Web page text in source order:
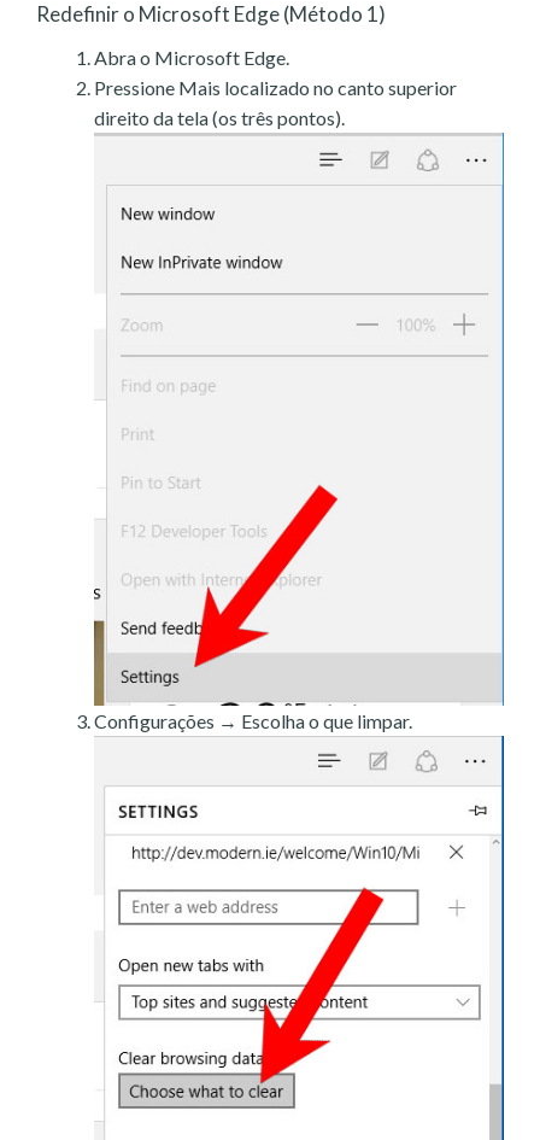
Redefinir o Microsoft Edge (Método 1)
Abra o Microsoft Edge.
Pressione Mais localizado no canto superior
direito da tela (os três pontos).
Configurações → Escolha o que limpar.